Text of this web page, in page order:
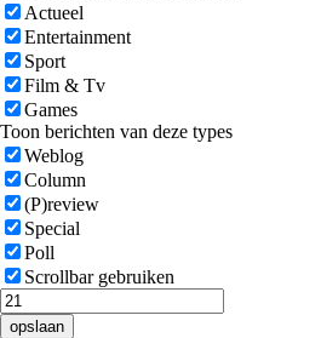
Actueel
Entertainment
Sport
Film & Tv
Games
Toon berichten van deze types
Weblog
Column
(P)review
Special
Poll
Scrollbar gebruiken
opslaan